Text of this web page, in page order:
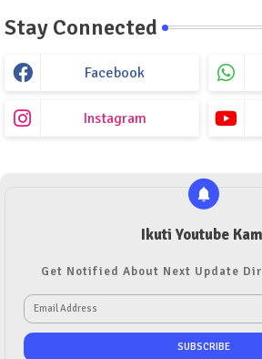
Stay Connected
Facebook
Instagram
Ikuti Youtube
Get Notified About Next Update